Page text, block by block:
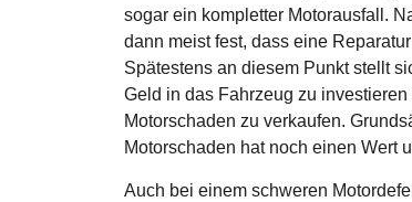
sogar ein kompletter Motorausfall.
dann meist fest, dass eine
Spätestens an diesem Punkt stellt
Geld in das Fahrzeug zu
Motorschaden zu verkaufen.
Motorschaden hat noch einen Wert
Auch bei einem schweren